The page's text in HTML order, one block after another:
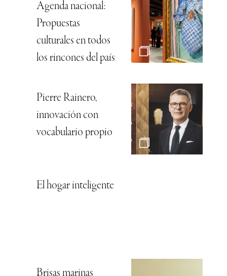
Agenda nacional:
Propuestas
culturales en todos
los rincones del país
Pierre Rainero,
innovación con
vocabulario propio
El hogar inteligente
Brisas marinas